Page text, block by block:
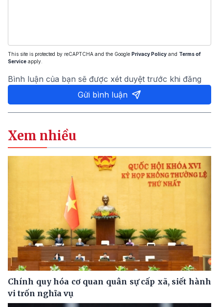
This site is protected by reCAPTCHA and the Google Privacy Policy and Terms of
Service apply.
Bình luận của bạn sẽ được xét duyệt trước khi đăng
Gửi bình luận
Xem nhiều
Chính quy hóa cơ quan quân sự cấp xã, siết hành
vi trốn nghĩa vụ